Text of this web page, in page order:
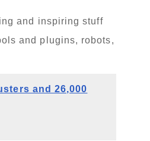
and inspiring stuff
and plugins, robots,
and 26,000